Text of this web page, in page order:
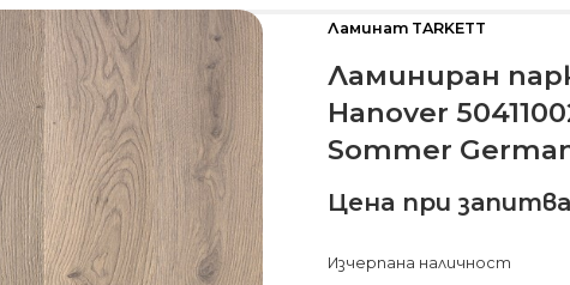
Ламинат TARKETT
Ламиниран
Hanover
Sommer
Цена при
Изчерпана наличност